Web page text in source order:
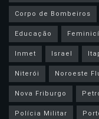
Corpo de Bombeiros
Educação
Inmet
Israel
Niterói
Noroeste
Nova Friburgo
Polícia Militar